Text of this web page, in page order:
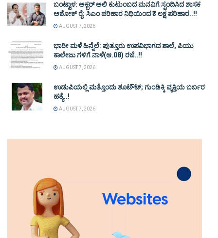
ಬಂಟ್ವಾಳ: ಅಕ್ಬರ್ ಅಲಿ ಕುಟುಂಬದ ಮನವಿಗೆ ಸ್ಪಂದಿಸಿದ ಶಾಸಕ
ಅಶೋಕ್ ರೈ: ಸಿಎಂ ಪರಿಹಾರ ನಿಧಿಯಿಂದ ₹3 ಲಕ್ಷ ಪರಿಹಾರ..!!
AUGUST 7, 2026
ಭಾರೀ ಮಳೆ ಹಿನ್ನೆಲೆ: ಪುತ್ತೂರು ಉಪವಿಭಾಗದ ಶಾಲೆ, ಪಿಯು
ಕಾಲೇಜು ಗಳಿಗೆ ನಾಳೆ(ಆ.08) ರಜೆ..!!
AUGUST 7, 2026
ಉಡುಪಿಯಲ್ಲಿ ಮತ್ತೊಂದು ಶೂಟೌಟ್‌; ಗುಂಡಿಕ್ಕಿ ವ್ಯಕ್ತಿಯ ಬರ್ಬರ
ಹತ್ಯೆ..!
AUGUST 7, 2026